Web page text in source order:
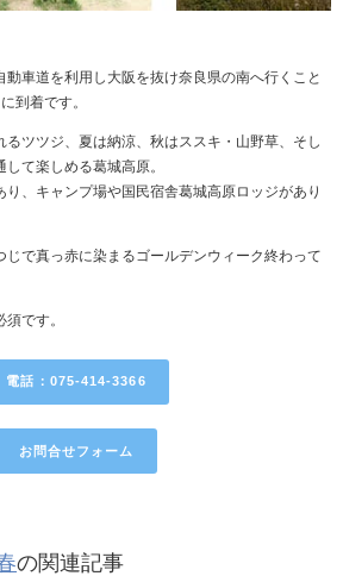
車道を利用し大阪を抜け奈良県の南へ行くこと
到着です。
ツツジ、夏は納涼、秋はススキ・山野草、そし
て楽しめる葛城高原。
、キャンプ場や国民宿舎葛城高原ロッジがあり
じで真っ赤に染まるゴールデンウィーク終わって
です。
電話：075-414-3366
お問合せフォーム
の関連記事